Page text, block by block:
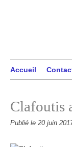
Accueil
Clafoutis
Publié le 20 juin